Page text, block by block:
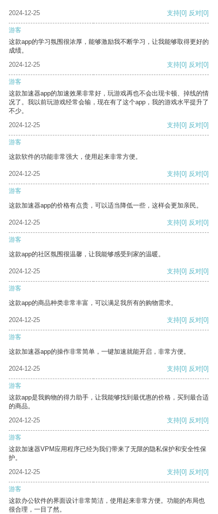
2024-12-25 支持[0] 反对[0]
游客
这款app的学习氛围很浓厚，能够激励我不断学习，让我能够取得更好的
成绩。
2024-12-25
支持[0] 反对[0]
游客
这款加速器app的加速效果非常好，玩游戏再也不会出现卡顿、掉线的情
况了。我以前玩游戏经常会输，现在有了这个app，我的游戏水平提升了
不少。
2024-12-25
支持[0] 反对[0]
游客
这款软件的功能非常强大，使用起来非常方便。
2024-12-25 支持[0] 反对[0]
游客
这款加速器app的价格有点贵，可以适当降低一些，这样会更加亲民。
2024-12-25 支持[0] 反对[0]
游客
这款app的社区氛围很温馨，让我能够感受到家的温暖。
2024-12-25 支持[0] 反对[0]
游客
这款app的商品种类非常丰富，可以满足我所有的购物需求。
2024-12-25 支持[0] 反对[0]
游客
这款加速器app的操作非常简单，一键加速就能开启，非常方便。
2024-12-25 支持[0] 反对[0]
游客
这款app是我购物的得力助手，让我能够找到最优惠的价格，买到最合适
的商品。
2024-12-25
支持[0] 反对[0]
游客
这款加速器VPM应用程序已经为我们带来了无限的隐私保护和安全性保
护。
2024-12-25
支持[0] 反对[0]
游客
这款办公软件的界面设计非常简洁，使用起来非常方便。功能的布局也
很合理，一目了然。